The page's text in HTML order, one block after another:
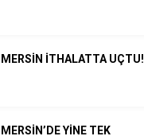
MERSİN İTHALATTA UÇTU!
MERSİN’DE YİNE TEK